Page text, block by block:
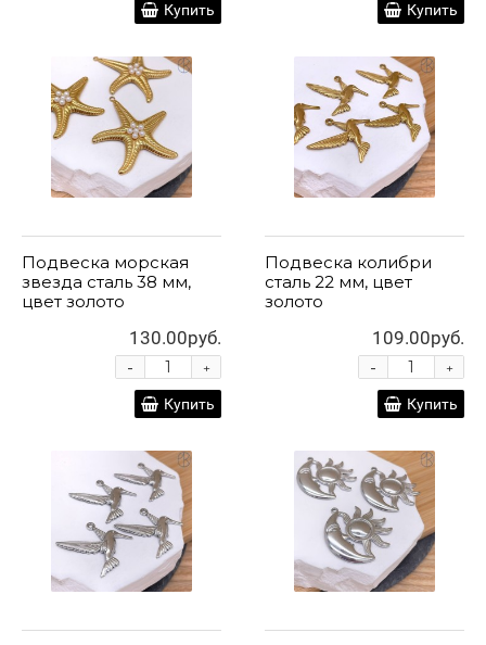
Купить Купить
Подвеска морская
звезда сталь 38 мм,
цвет золото
130.00руб.
+
-
Купить
Подвеска колибри
сталь 22 мм, цвет
золото
109.00руб.
+
-
Купить